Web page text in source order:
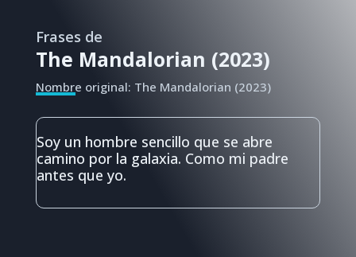
Frases de
The Mandalorian (2023)
Nombre original: The Mandalorian (2023)
Soy un hombre sencillo que se abre
camino por la galaxia. Como mi padre
antes que yo.